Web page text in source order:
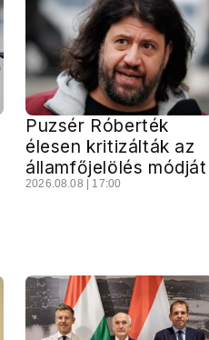
Puzsér Róberték
élesen kritizálták az
államfőjelölés módját
2026.08.08 | 17:00